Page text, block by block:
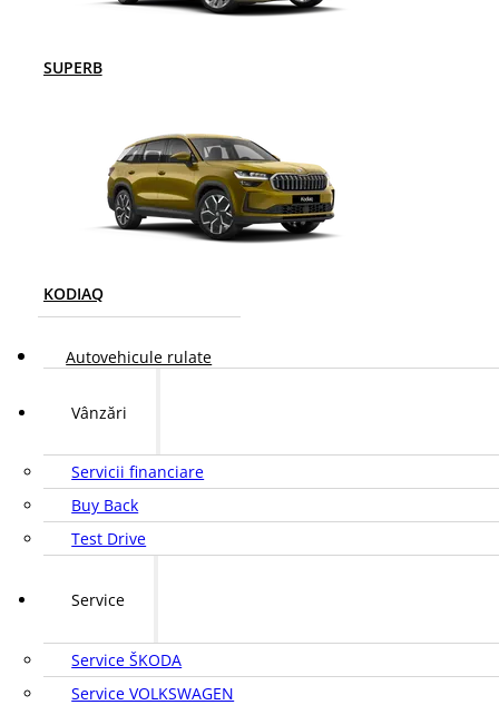
SUPERB
KODIAQ
Autovehicule rulate
Vânzări
Servicii financiare
Buy Back
Test Drive
Service
Service ŠKODA
Service VOLKSWAGEN